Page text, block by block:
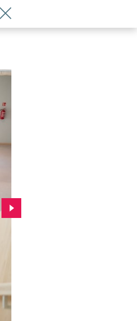
Wróć do artykułu Dzień otwarty w
Przejdź do kolejnego zdjęcia.